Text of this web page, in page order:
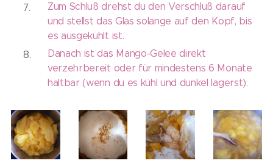
Zum Schluß drehst du den Verschluß darauf
und stellst das Glas solange auf den Kopf, bis
es ausgekühlt ist.
Danach ist das Mango-Gelee direkt
verzehrbereit oder für mindestens 6 Monate
haltbar (wenn du es kühl und dunkel lagerst).